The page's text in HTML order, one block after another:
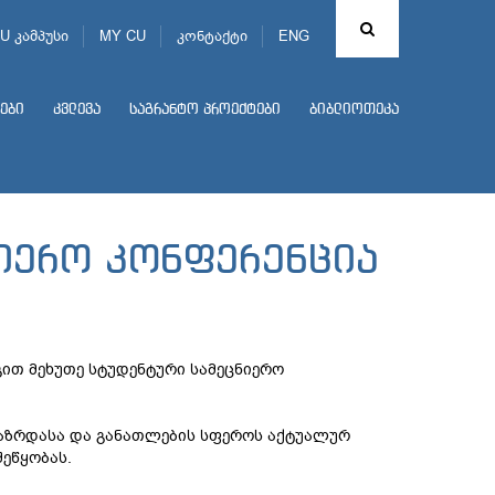
ENG
კამპუსი MY CU კონტაქტი
კვლევა საგრანტო პროექტები ბიბლიოთეკა
კონფერენცია
მეხუთე სტუდენტური სამეცნიერო
და განათლების სფეროს აქტუალურ